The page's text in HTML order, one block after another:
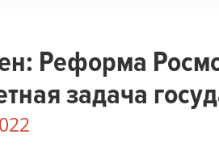
Реформа
задача